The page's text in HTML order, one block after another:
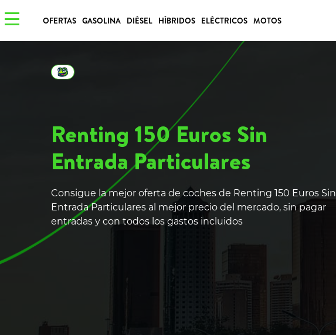
OFERTAS GASOLINA DIÉSEL HÍBRIDOS ELÉCTRICOS MOTOS
Renting 150 Euros Sin
Entrada Particulares
Consigue la mejor oferta de coches de Renting 150 Euros Sin
Entrada Particulares al mejor precio del mercado, sin pagar
entradas y con todos los gastos incluidos